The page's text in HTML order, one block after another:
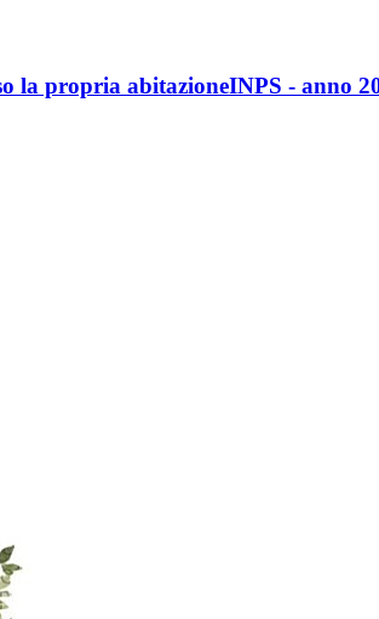
la propria abitazioneINPS - anno